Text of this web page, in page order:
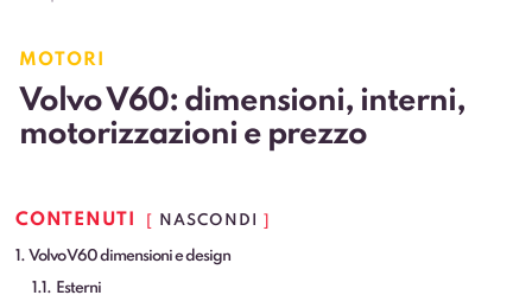
MOTORI
Volvo V60: dimensioni, interni,
motorizzazioni e prezzo
CONTENUTI NASCONDI
Volvo V60 dimensioni e design
1.1 Esterni